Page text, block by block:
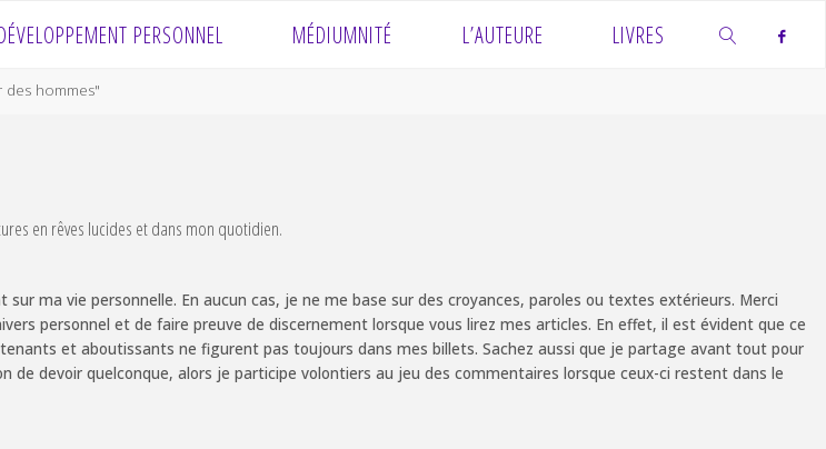
PERSONNEL MÉDIUMNITÉ L’AUTEURE LIVRES
des hommes"
en rêves lucides et dans mon quotidien.
sur ma vie personnelle. En aucun cas, je ne me base sur des croyances, paroles ou textes extérieurs. Merci
personnel et de faire preuve de discernement lorsque vous lirez mes articles. En effet, il est évident que ce
et aboutissants ne figurent pas toujours dans mes billets. Sachez aussi que je partage avant tout pour
de devoir quelconque, alors je participe volontiers au jeu des commentaires lorsque ceux-ci restent dans le